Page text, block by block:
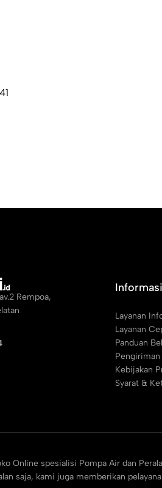
Rempoa,
Informasi
Layanan
Layanan
Panduan
Kebijakan
Syarat &
Online spesialisi Pompa Air dan
saja, kami juga memberikan